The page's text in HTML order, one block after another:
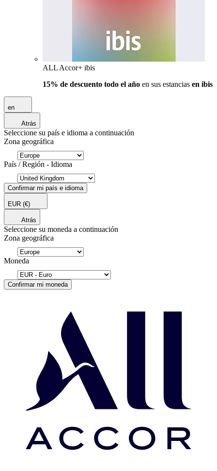
ALL Accor+ ibis
15% de descuento todo el año en sus estancias en ibis
en
Atrás
Seleccione su país e idioma a continuación
Zona geográfica
País / Región - Idioma
Confirmar mi país e idioma
EUR (€)
Atrás
Seleccione su moneda a continuación
Zona geográfica
Moneda
Confirmar mi moneda